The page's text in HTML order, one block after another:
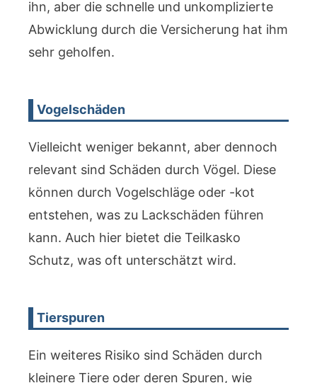
ihn, aber die schnelle und unkomplizierte
Abwicklung durch die Versicherung hat ihm
sehr geholfen.
Vogelschäden
Vielleicht weniger bekannt, aber dennoch
relevant sind Schäden durch Vögel. Diese
können durch Vogelschläge oder -kot
entstehen, was zu Lackschäden führen
kann. Auch hier bietet die Teilkasko
Schutz, was oft unterschätzt wird.
Tierspuren
Ein weiteres Risiko sind Schäden durch
kleinere Tiere oder deren Spuren, wie